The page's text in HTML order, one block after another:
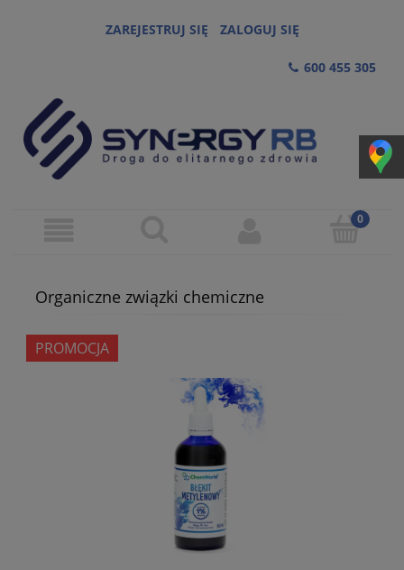
ZAREJESTRUJ SIĘ ZALOGUJ SIĘ
600 455 305
Organiczne związki chemiczne
PROMOCJA